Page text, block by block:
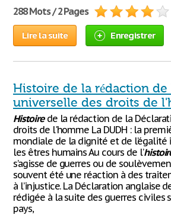
288 Mots / 2 Pages
Lire la suite Enregistrer
Histoire de la rédaction de
universelle des droits de
Histoirede la rédaction de la
droits de l'homme La DUDH : la
mondiale de la dignité et de l’égalité
les êtres humains Au cours de l’
s’agisse de guerres ou de
souvent été une réaction à des
à l’injustice. La Déclaration anglaise
rédigée à la suite des guerres civiles
pays,